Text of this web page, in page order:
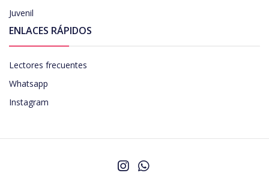
Juvenil
ENLACES RÁPIDOS
Lectores frecuentes
Whatsapp
Instagram